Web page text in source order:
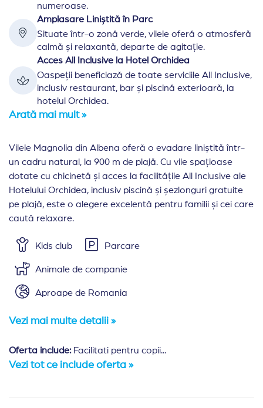
Vilele Magnolia din Albena oferă o evadare liniștită într-
un cadru natural, la 900 m de plajă. Cu vile spațioase
dotate cu chicinetă și acces la facilitățile All Inclusive ale
Hotelului Orchidea, inclusiv piscină și șezlonguri gratuite
pe plajă, este o alegere excelentă pentru familii și cei care
caută relaxare.
Kids club Parcare
Animale de companie
Aproape de Romania
Vezi mai multe detalii »
Oferta include:Facilitati pentru copii...
Vezi tot ce include oferta »
numeroase.
Amplasare Liniștită în Parc
Situate într-o zonă verde, vilele oferă o atmosferă
calmă și relaxantă, departe de agitație.
Acces All Inclusive la Hotel Orchidea
Oaspeții beneficiază de toate serviciile All Inclusive,
inclusiv restaurant, bar și piscină exterioară, la
hotelul Orchidea.
Arată mai mult »